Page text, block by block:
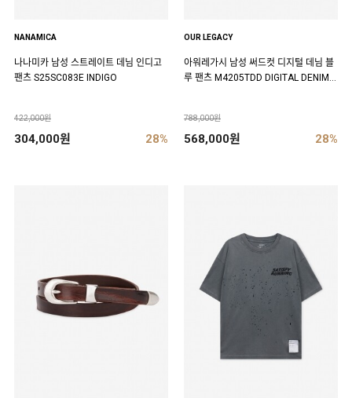
NANAMICA
나나미카 남성 스트레이트 데님 인디고
팬츠 S25SC083E INDIGO
422,000원
304,000원 28%
OUR LEGACY
아워레가시 남성 써드컷 디지털 데님 블
루 팬츠 M4205TDD DIGITAL DENIM P
788,000원
568,000원 28%